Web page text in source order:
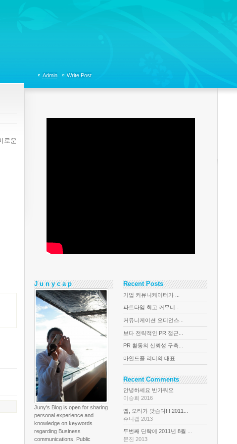
로운
Admin Write Post
J u n y c a p
Juny's Blog is open for sharing
personal experience and
knowledge on keywords
regarding Business
communications, Public
Recent Posts
기업 커뮤니케이터가 ...
파트타임 최고 커뮤니...
커뮤니케이션 오디언스...
보다 전략적인 PR 접근...
PR 활동의 신뢰성 구축...
마인드풀 리더의 대표 ...
Recent Comments
안녕하세요 반가워요
이승희 2016
옙, 오타가 맞슴다!!! 2011...
쥬니캡 2013
두번째 단락에 2011년 8월 ...
문진 2013